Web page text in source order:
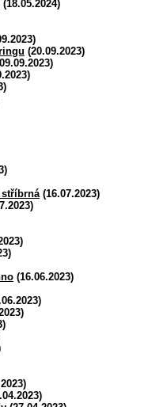
(18.05.2024)
(20.09.2023)
stříbrná(16.07.2023)
(16.06.2023)